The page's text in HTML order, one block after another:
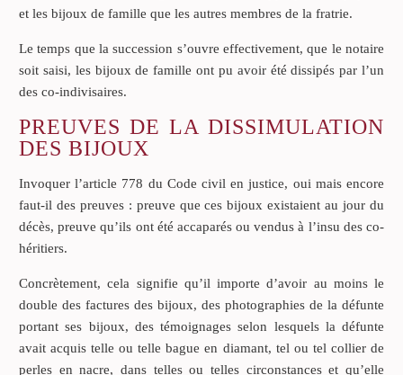
et les bijoux de famille que les autres membres de la fratrie.
Le temps que la succession s’ouvre effectivement, que le notaire
soit saisi, les bijoux de famille ont pu avoir été dissipés par l’un
des co-indivisaires.
PREUVES DE LA DISSIMULATION
DES BIJOUX
Invoquer l’article 778 du Code civil en justice, oui mais encore
faut-il des preuves : preuve que ces bijoux existaient au jour du
décès, preuve qu’ils ont été accaparés ou vendus à l’insu des co-
héritiers.
Concrètement, cela signifie qu’il importe d’avoir au moins le
double des factures des bijoux, des photographies de la défunte
portant ses bijoux, des témoignages selon lesquels la défunte
avait acquis telle ou telle bague en diamant, tel ou tel collier de
perles en nacre, dans telles ou telles circonstances et qu’elle